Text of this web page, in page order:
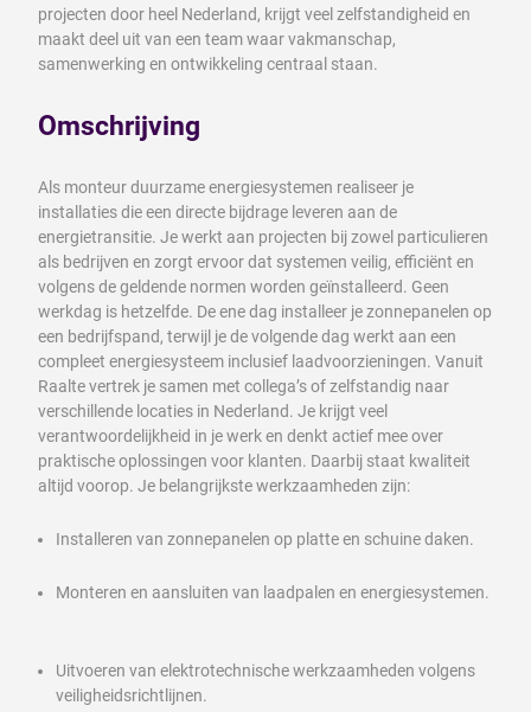
projecten door heel Nederland, krijgt veel zelfstandigheid en
maakt deel uit van een team waar vakmanschap,
samenwerking en ontwikkeling centraal staan.
Omschrijving
Als monteur duurzame energiesystemen realiseer je
installaties die een directe bijdrage leveren aan de
energietransitie. Je werkt aan projecten bij zowel particulieren
als bedrijven en zorgt ervoor dat systemen veilig, efficiënt en
volgens de geldende normen worden geïnstalleerd. Geen
werkdag is hetzelfde. De ene dag installeer je zonnepanelen op
een bedrijfspand, terwijl je de volgende dag werkt aan een
compleet energiesysteem inclusief laadvoorzieningen. Vanuit
Raalte vertrek je samen met collega’s of zelfstandig naar
verschillende locaties in Nederland. Je krijgt veel
verantwoordelijkheid in je werk en denkt actief mee over
praktische oplossingen voor klanten. Daarbij staat kwaliteit
altijd voorop. Je belangrijkste werkzaamheden zijn:
Installeren van zonnepanelen op platte en schuine daken.
Monteren en aansluiten van laadpalen en energiesystemen.
Uitvoeren van elektrotechnische werkzaamheden volgens
veiligheidsrichtlijnen.